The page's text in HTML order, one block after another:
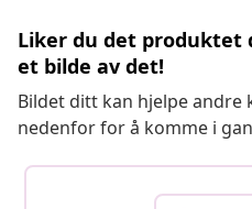
Liker du det produktet
et bilde av det!
Bildet ditt kan hjelpe andre
nedenfor for å komme i